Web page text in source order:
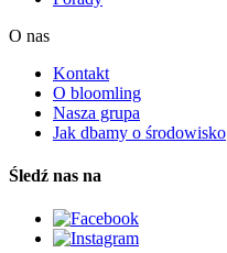
O nas
Kontakt
O bloomling
Nasza grupa
Jak dbamy o środowisko
Śledź nas na